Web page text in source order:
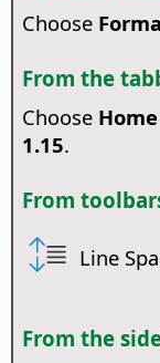
Choose
From the
Choose
1.15.
From
Line
From the